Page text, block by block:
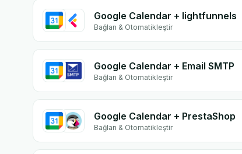
Google Calendar + lightfunnels
Bağlan & Otomatikleştir
Google Calendar + Email SMTP
Bağlan & Otomatikleştir
Google Calendar + PrestaShop
Bağlan & Otomatikleştir